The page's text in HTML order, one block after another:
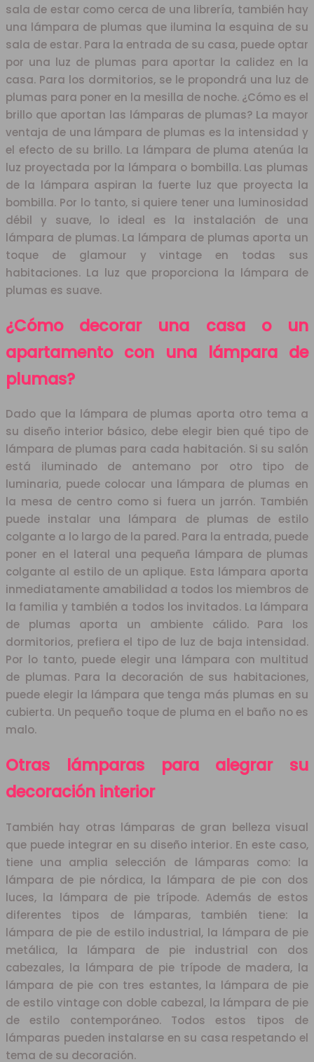
sala de estar como cerca de una librería, también hay
una lámpara de plumas que ilumina la esquina de su
sala de estar. Para la entrada de su casa, puede optar
por una luz de plumas para aportar la calidez en la
casa. Para los dormitorios, se le propondrá una luz de
plumas para poner en la mesilla de noche. ¿Cómo es el
brillo que aportan las lámparas de plumas? La mayor
ventaja de una lámpara de plumas es la intensidad y
el efecto de su brillo. La lámpara de pluma atenúa la
luz proyectada por la lámpara o bombilla. Las plumas
de la lámpara aspiran la fuerte luz que proyecta la
bombilla. Por lo tanto, si quiere tener una luminosidad
débil y suave, lo ideal es la instalación de una
lámpara de plumas. La lámpara de plumas aporta un
toque de glamour y vintage en todas sus
habitaciones. La luz que proporciona la lámpara de
plumas es suave.
¿Cómo decorar una casa o un
apartamento con una lámpara de
plumas?
Dado que la lámpara de plumas aporta otro tema a
su diseño interior básico, debe elegir bien qué tipo de
lámpara de plumas para cada habitación. Si su salón
está iluminado de antemano por otro tipo de
luminaria, puede colocar una lámpara de plumas en
la mesa de centro como si fuera un jarrón. También
puede instalar una lámpara de plumas de estilo
colgante a lo largo de la pared. Para la entrada, puede
poner en el lateral una pequeña lámpara de plumas
colgante al estilo de un aplique. Esta lámpara aporta
inmediatamente amabilidad a todos los miembros de
la familia y también a todos los invitados. La lámpara
de plumas aporta un ambiente cálido. Para los
dormitorios, prefiera el tipo de luz de baja intensidad.
Por lo tanto, puede elegir una lámpara con multitud
de plumas. Para la decoración de sus habitaciones,
puede elegir la lámpara que tenga más plumas en su
cubierta. Un pequeño toque de pluma en el baño no es
malo.
Otras lámparas para alegrar su
decoración interior
También hay otras lámparas de gran belleza visual
que puede integrar en su diseño interior. En este caso,
tiene una amplia selección de lámparas como: la
lámpara de pie nórdica, la lámpara de pie con dos
luces, la lámpara de pie trípode. Además de estos
diferentes tipos de lámparas, también tiene: la
lámpara de pie de estilo industrial, la lámpara de pie
metálica, la lámpara de pie industrial con dos
cabezales, la lámpara de pie trípode de madera, la
lámpara de pie con tres estantes, la lámpara de pie
de estilo vintage con doble cabezal, la lámpara de pie
de estilo contemporáneo. Todos estos tipos de
lámparas pueden instalarse en su casa respetando el
tema de su decoración.